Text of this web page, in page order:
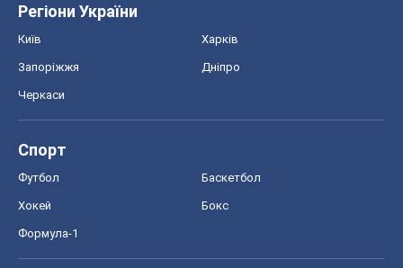
Регіони України
Київ Харків
Запоріжжя Дніпро
Черкаси
Спорт
Футбол Баскетбол
Хокей Бокс
Формула-1